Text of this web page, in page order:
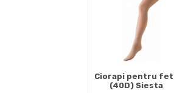
Ciorapi pentru
(40D) Siesta